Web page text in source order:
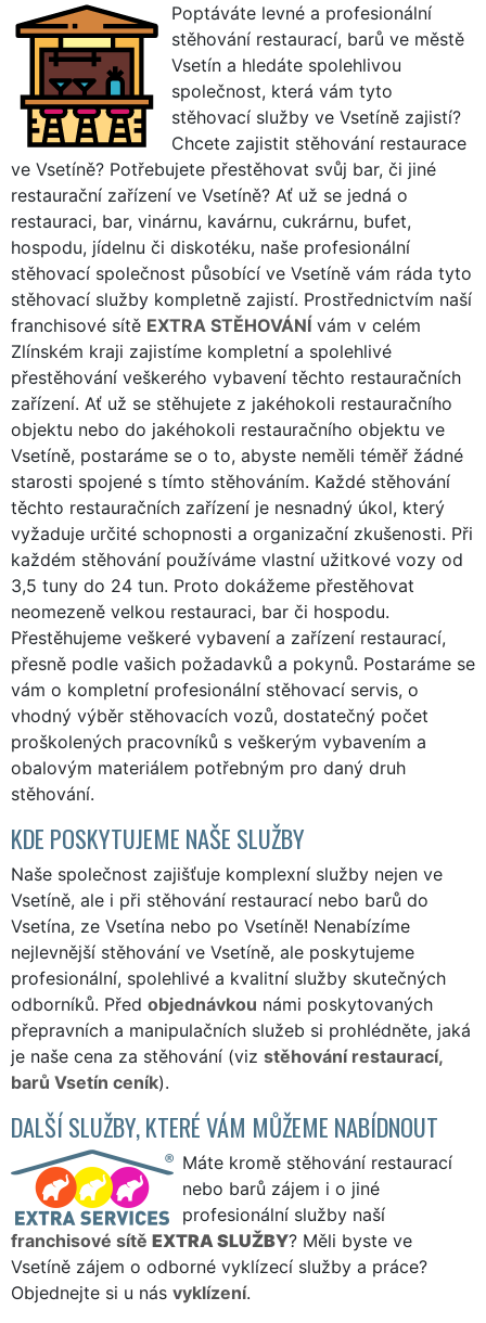
Poptáváte levné a profesionální
stěhování restaurací, barů ve městě
Vsetín a hledáte spolehlivou
společnost, která vám tyto
stěhovací služby ve Vsetíně zajistí?
Chcete zajistit stěhování restaurace
ve Vsetíně? Potřebujete přestěhovat svůj bar, či jiné
restaurační zařízení ve Vsetíně? Ať už se jedná o
restauraci, bar, vinárnu, kavárnu, cukrárnu, bufet,
hospodu, jídelnu či diskotéku, naše profesionální
stěhovací společnost působící ve Vsetíně vám ráda tyto
stěhovací služby kompletně zajistí. Prostřednictvím naší
franchisové sítě EXTRA STĚHOVÁNÍ vám v celém
Zlínském kraji zajistíme kompletní a spolehlivé
přestěhování veškerého vybavení těchto restauračních
zařízení. Ať už se stěhujete z jakéhokoli restauračního
objektu nebo do jakéhokoli restauračního objektu ve
Vsetíně, postaráme se o to, abyste neměli téměř žádné
starosti spojené s tímto stěhováním. Každé stěhování
těchto restauračních zařízení je nesnadný úkol, který
vyžaduje určité schopnosti a organizační zkušenosti. Při
každém stěhování používáme vlastní užitkové vozy od
3,5 tuny do 24 tun. Proto dokážeme přestěhovat
neomezeně velkou restauraci, bar či hospodu.
Přestěhujeme veškeré vybavení a zařízení restaurací,
přesně podle vašich požadavků a pokynů. Postaráme se
vám o kompletní profesionální stěhovací servis, o
vhodný výběr stěhovacích vozů, dostatečný počet
proškolených pracovníků s veškerým vybavením a
obalovým materiálem potřebným pro daný druh
stěhování.
KDE POSKYTUJEME NAŠE SLUŽBY
Naše společnost zajišťuje komplexní služby nejen ve
Vsetíně, ale i při stěhování restaurací nebo barů do
Vsetína, ze Vsetína nebo po Vsetíně! Nenabízíme
nejlevnější stěhování ve Vsetíně, ale poskytujeme
profesionální, spolehlivé a kvalitní služby skutečných
odborníků. Před objednávkou námi poskytovaných
přepravních a manipulačních služeb si prohlédněte, jaká
je naše cena za stěhování (viz stěhování restaurací,
barů Vsetín ceník).
DALŠÍ SLUŽBY, KTERÉ VÁM MŮŽEME NABÍDNOUT
Máte kromě stěhování restaurací
nebo barů zájem i o jiné
profesionální služby naší
franchisové sítě EXTRA SLUŽBY? Měli byste ve
Vsetíně zájem o odborné vyklízecí služby a práce?
Objednejte si u nás vyklízení.